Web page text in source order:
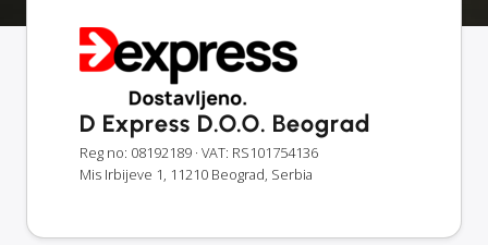
D Express D.O.O. Beograd
Reg no: 08192189 · VAT: RS101754136
Mis Irbijeve 1, 11210 Beograd, Serbia